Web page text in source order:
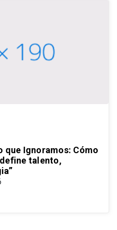
que Ignoramos: Cómo
talento,